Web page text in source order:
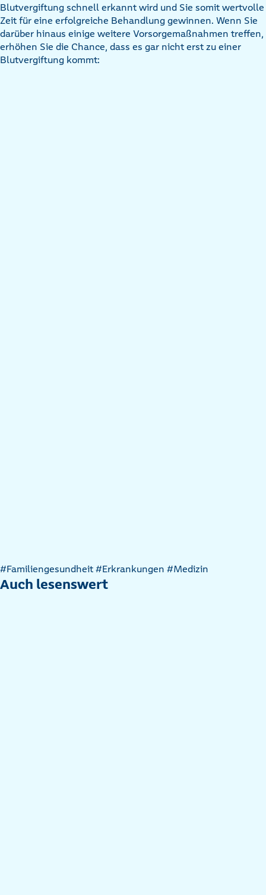
Blutvergiftung schnell erkannt wird und Sie somit wertvolle
Zeit für eine erfolgreiche Behandlung gewinnen. Wenn Sie
darüber hinaus einige weitere Vorsorgemaßnahmen treffen,
erhöhen Sie die Chance, dass es gar nicht erst zu einer
Blutvergiftung kommt:
Artikel
nach
#Familiengesundheit #Erkrankungen #Medizin
Auch lesenswert